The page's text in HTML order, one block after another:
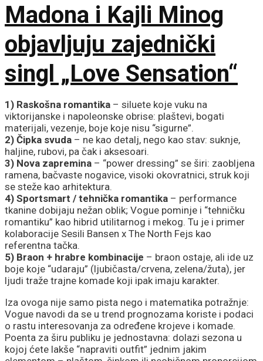
Madona i Kajli Minog
objavljuju zajednički
singl „Love Sensation“
1) Raskošna romantika – siluete koje vuku na
viktorijanske i napoleonske obrise: plaštevi, bogati
materijali, vezenje, boje koje nisu “sigurne”.
2) Čipka svuda – ne kao detalj, nego kao stav: suknje,
haljine, rubovi, pa čak i aksesoari.
3) Nova zapremina – “power dressing” se širi: zaobljena
ramena, bačvaste nogavice, visoki okovratnici, struk koji
se steže kao arhitektura.
4) Sportsmart / tehnička romantika – performance
tkanine dobijaju nežan oblik; Vogue pominje i “tehničku
romantiku” kao hibrid utilitarnog i mekog. Tu je i primer
kolaboracije Sesili Bansen x The North Fejs kao
referentna tačka.
5) Braon + hrabre kombinacije – braon ostaje, ali ide uz
boje koje “udaraju” (ljubičasta/crvena, zelena/žuta), jer
ljudi traže trajne komade koji ipak imaju karakter.
Iza ovoga nije samo pista nego i matematika potražnje:
Vogue navodi da se u trend prognozama koriste i podaci
o rastu interesovanja za određene krojeve i komade.
Poenta za širu publiku je jednostavna: dolazi sezona u
kojoj ćete lakše “napraviti outfit” jednim jakim